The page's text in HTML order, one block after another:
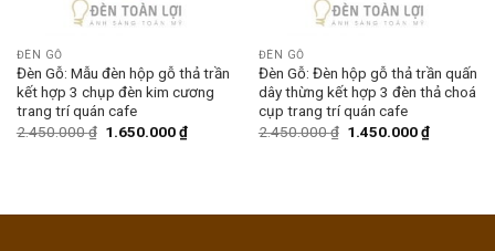
ĐÈN GỖ
Đèn Gỗ: Mẫu đèn hộp gỗ thả trần
kết hợp 3 chụp đèn kim cương
trang trí quán cafe
2.450.000₫ 1.650.000₫
ĐÈN GỖ
Đèn Gỗ: Đèn hộp gỗ thả trần quấn
dây thừng kết hợp 3 đèn thả choá
cụp trang trí quán cafe
2.450.000₫ 1.450.000₫